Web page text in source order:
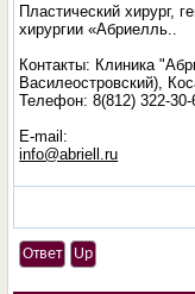
Пластический хирург,
хирургии «Абриелль..
Контакты: Клиника
Василеостровский),
Телефон: 8(812) 322-30-
E-mail:
info@abriell.ru
Ответ Up